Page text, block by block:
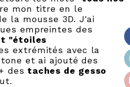
mon titre en le
la mousse 3D. J'ai
empreintes des
"étoiles
extrémités avec la
et ai ajouté des
des taches de gesso